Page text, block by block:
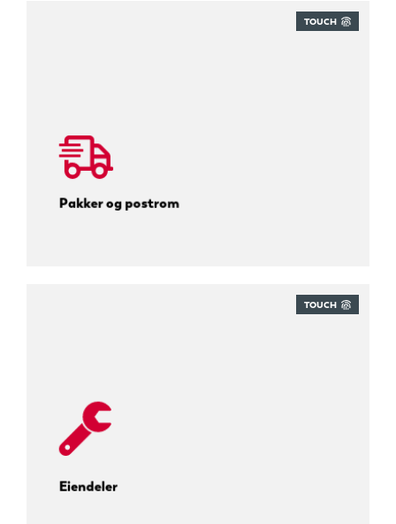
TOUCH
Pakker og postrom
TOUCH
Eiendeler